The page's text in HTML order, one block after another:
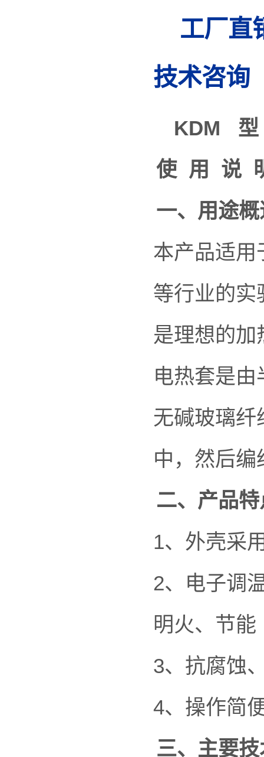
工厂直
技术咨询
KDM
型
使 用 说
一、用途
本产品适用
等行业的实
是理想的加
电热套是
无碱玻璃纤
中，然后
二、产品
1、外壳采
2、电子调
明火、节能
3、抗腐蚀
4、操作简
三、主要